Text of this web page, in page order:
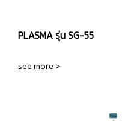
PLASMA รุ่น SG-55
see more >